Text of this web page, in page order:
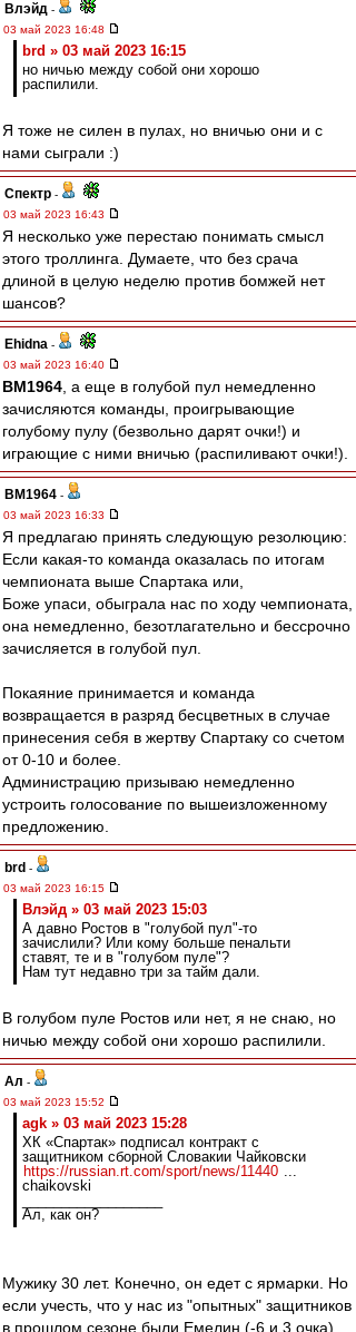
Влэйд -
03 май 2023 16:48
brd » 03 май 2023 16:15
но ничью между собой они хорошо
распилили.
Я тоже не силен в пулах, но вничью они и с
нами сыграли :)
Спектр -
03 май 2023 16:43
Я несколько уже перестаю понимать смысл
этого троллинга. Думаете, что без срача
длиной в целую неделю против бомжей нет
шансов?
Ehidna -
03 май 2023 16:40
BM1964 , а еще в голубой пул немедленно
зачисляются команды, проигрывающие
голубому пулу (безвольно дарят очки!) и
играющие с ними вничью (распиливают очки!).
BM1964 -
03 май 2023 16:33
Я предлагаю принять следующую резолюцию:
Если какая-то команда оказалась по итогам
чемпионата выше Спартака или,
Боже упаси, обыграла нас по ходу чемпионата,
она немедленно, безотлагательно и бессрочно
зачисляется в голубой пул.
Покаяние принимается и команда
возвращается в разряд бесцветных в случае
принесения себя в жертву Спартаку со счетом
от 0-10 и более.
Администрацию призываю немедленно
устроить голосование по вышеизложенному
предложению.
brd -
03 май 2023 16:15
Влэйд » 03 май 2023 15:03
А давно Ростов в "голубой пул"-то
зачислили? Или кому больше пенальти
ставят, те и в "голубом пуле"?
Нам тут недавно три за тайм дали.
В голубом пуле Ростов или нет, я не снаю, но
ничью между собой они хорошо распилили.
Ал -
03 май 2023 15:52
agk » 03 май 2023 15:28
ХК «Спартак» подписал контракт с
защитником сборной Словакии Чайковски
https://russian.rt.com/sport/news/11440 ...
chaikovski
Ал, как он?
Мужику 30 лет. Конечно, он едет с ярмарки. Но
если учесть, что у нас из "опытных" защитников
в прошлом сезоне были Емелин (-6 и 3 очка),